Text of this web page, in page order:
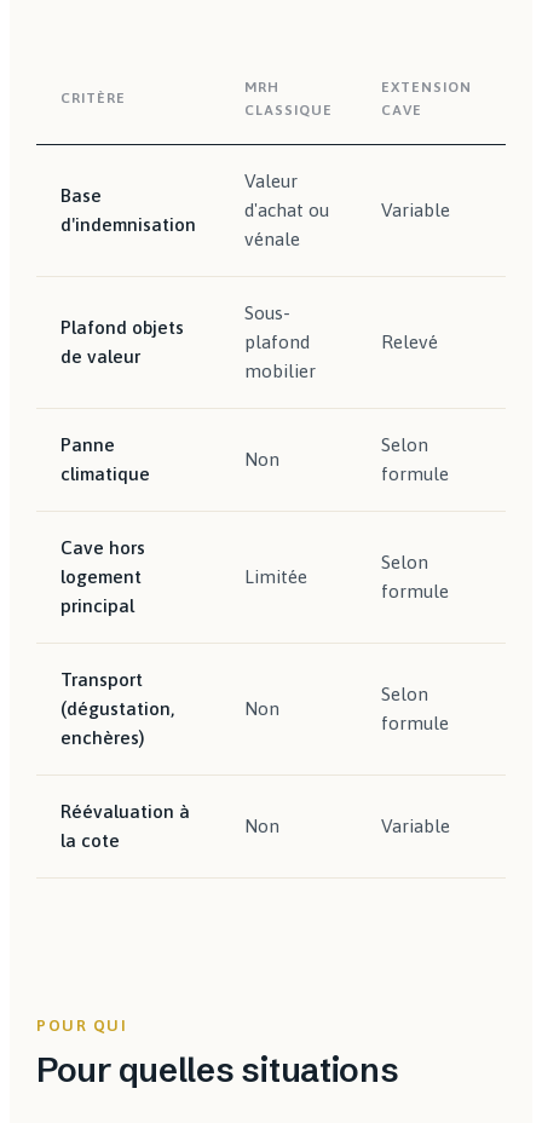
CRITÈRE
MRH
CLASSIQUE
EXTENSION
CAVE
Base
d'indemnisation
Valeur
d'achat ou
vénale
Variable
Plafond objets
de valeur
Sous-
plafond
mobilier
Relevé
Panne
climatique
Non
Selon
formule
Cave hors
logement
principal
Limitée
Selon
formule
Transport
(dégustation,
enchères)
Non
Selon
formule
Réévaluation à
la cote
Non Variable
POUR QUI
Pour quelles situations